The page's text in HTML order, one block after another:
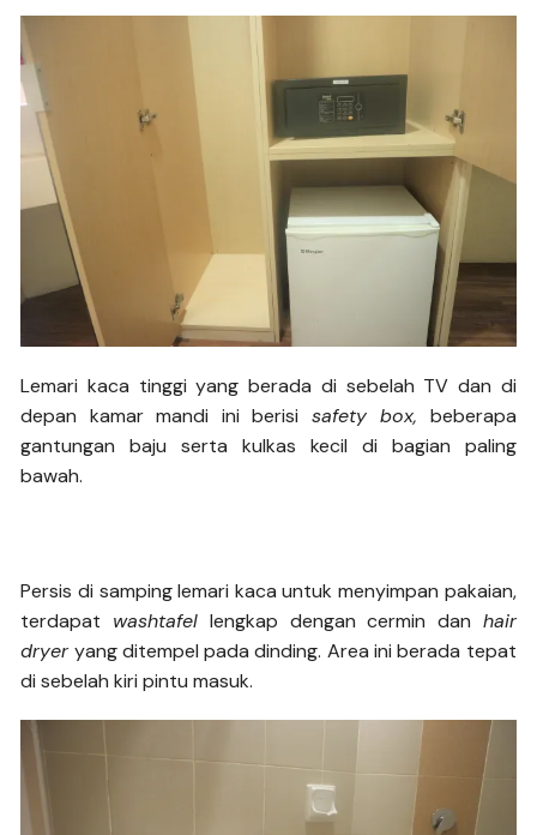
Lemari kaca tinggi yang berada di sebelah TV dan di
depan kamar mandi ini berisi safety box, beberapa
gantungan baju serta kulkas kecil di bagian paling
bawah.
Persis di samping lemari kaca untuk menyimpan pakaian,
terdapat washtafel lengkap dengan cermin dan hair
dryeryang ditempel pada dinding. Area ini berada tepat
di sebelah kiri pintu masuk.